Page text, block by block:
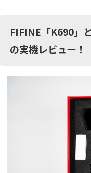
FIFINE「K690」
の実機レビュー！